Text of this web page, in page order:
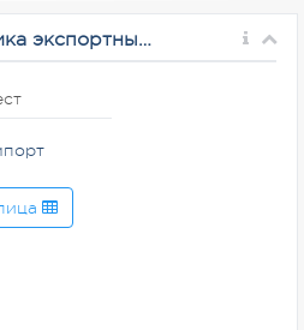
Таможенная статистика экспортных и импортных операций по субъектам Российской Федерации